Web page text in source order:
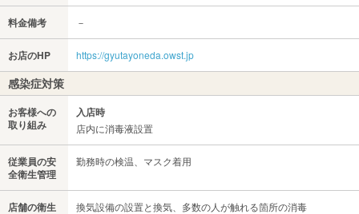
料金備考 －
お店のHP https://gyutayoneda.owst.jp
感染症対策
お客様への
取り組み
入店時
店内に消毒液設置
従業員の安
全衛生管理
勤務時の検温、マスク着用
店舗の衛生
換気設備の設置と換気、多数の人が触れる箇所の消毒